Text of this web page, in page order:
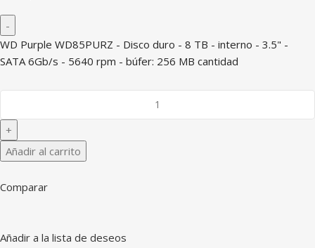
WD Purple WD85PURZ - Disco duro - 8 TB - interno - 3.5" -
SATA 6Gb/s - 5640 rpm - búfer: 256 MB cantidad
Añadir al carrito
Comparar
Añadir a la lista de deseos